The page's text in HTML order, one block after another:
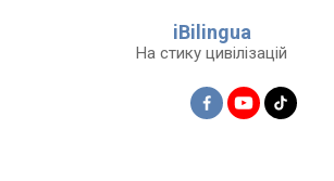
iBilingua
На стику цивілізацій